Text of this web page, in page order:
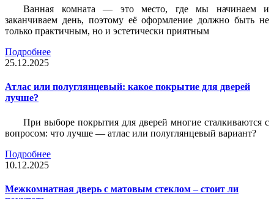
Ванная комната — это место, где мы начинаем и
заканчиваем день, поэтому её оформление должно быть не
только практичным, но и эстетически приятным
Подробнее
25.12.2025
Атлас или полуглянцевый: какое покрытие для дверей
лучше?
При выборе покрытия для дверей многие сталкиваются с
вопросом: что лучше — атлас или полуглянцевый вариант?
Подробнее
10.12.2025
Межкомнатная дверь с матовым стеклом – стоит ли